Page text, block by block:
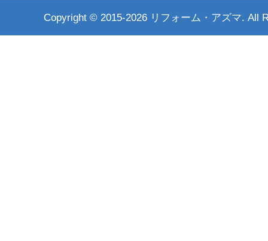
Copyright © 2015-2026 リフォーム・アズマ. All